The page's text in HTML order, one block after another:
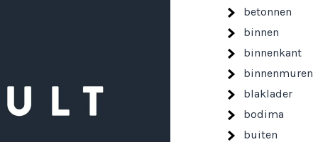
betonnen
binnen
binnenkant
binnenmuren
blaklader
bodima
buiten